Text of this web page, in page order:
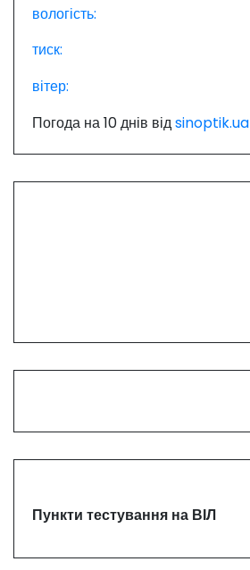
вологість:
тиск:
вітер:
Погода на 10 днів відsinoptik.ua
Пункти тестування на ВІЛ